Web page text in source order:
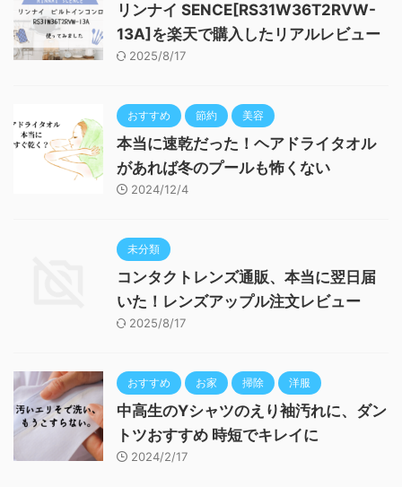
リンナイ SENCE[RS31W36T2RVW-
13A]を楽天で購入したリアルレビュー
2025/8/17
おすすめ 節約 美容
本当に速乾だった！ヘアドライタオル
があれば冬のプールも怖くない
2024/12/4
未分類
コンタクトレンズ通販、本当に翌日届
いた！レンズアップル注文レビュー
2025/8/17
おすすめ お家 掃除 洋服
中高生のYシャツのえり袖汚れに、ダン
トツおすすめ 時短でキレイに
2024/2/17